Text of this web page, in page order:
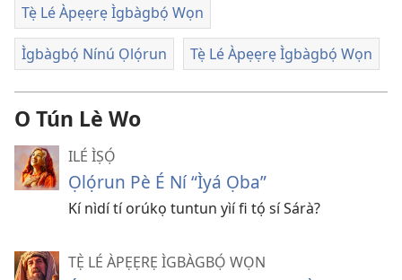
Tẹ̀ Lé Àpẹẹrẹ Ìgbàgbọ́ Wọn
Ìgbàgbọ́ Nínú Ọlọ́run Tẹ̀ Lé Àpẹẹrẹ Ìgbàgbọ́ Wọn
O Tún Lè Wo
ILÉ ÌṢỌ́
Ọlọ́run Pè É Ní “Ìyá Ọba”
Kí nìdí tí orúkọ tuntun yìí fi tọ́ sí Sárà?
TẸ̀ LÉ ÀPẸẸRẸ ÌGBÀGBỌ́ WỌN